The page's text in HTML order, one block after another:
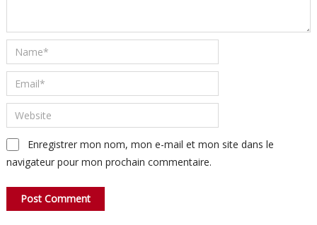
Enregistrer mon nom, mon e-mail et mon site dans le
navigateur pour mon prochain commentaire.